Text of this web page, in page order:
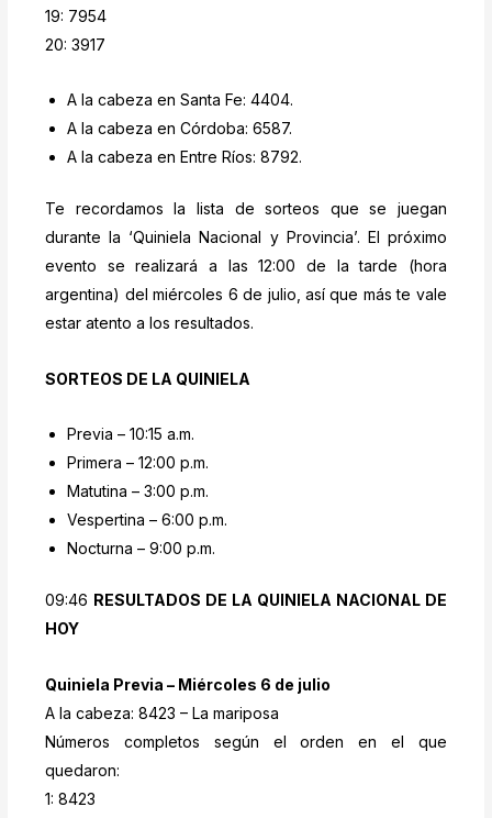
19: 7954
20: 3917
A la cabeza en Santa Fe: 4404.
A la cabeza en Córdoba: 6587.
A la cabeza en Entre Ríos: 8792.
Te recordamos la lista de sorteos que se juegan
durante la ‘Quiniela Nacional y Provincia’. El próximo
evento se realizará a las 12:00 de la tarde (hora
argentina) del miércoles 6 de julio, así que más te vale
estar atento a los resultados.
SORTEOS DE LA QUINIELA
Previa – 10:15 a.m.
Primera – 12:00 p.m.
Matutina – 3:00 p.m.
Vespertina – 6:00 p.m.
Nocturna – 9:00 p.m.
09:46 RESULTADOS DE LA QUINIELA NACIONAL DE
HOY
Quiniela Previa – Miércoles 6 de julio
A la cabeza: 8423 – La mariposa
Números completos según el orden en el que
quedaron:
1: 8423